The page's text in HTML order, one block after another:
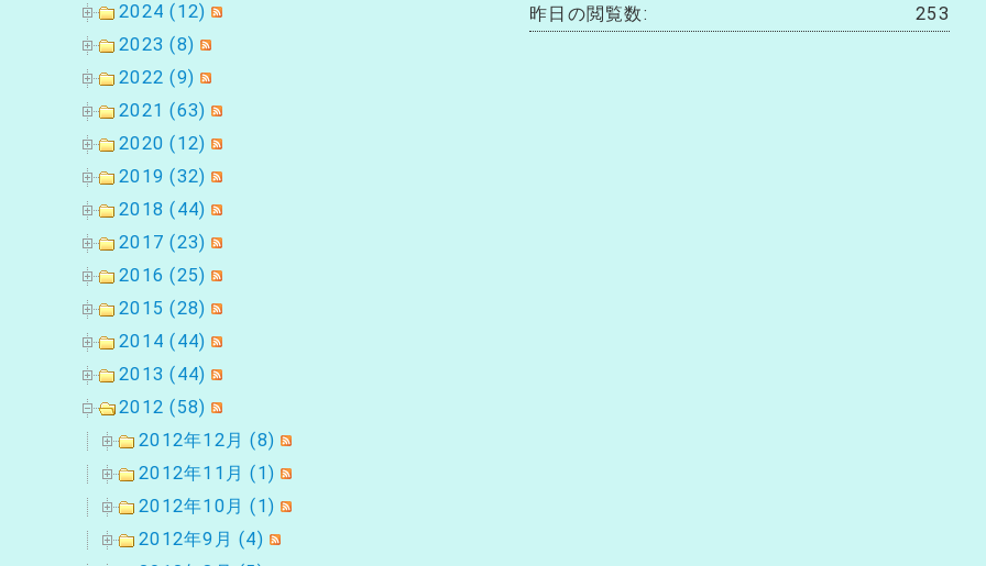
2024 (12)
2023 (8)
2022 (9)
2021 (63)
2020 (12)
2019 (32)
2018 (44)
2017 (23)
2016 (25)
2015 (28)
2014 (44)
2013 (44)
2012 (58)
2012年12月 (8)
2012年11月 (1)
2012年10月 (1)
2012年9月 (4)
253
昨日の閲覧数: